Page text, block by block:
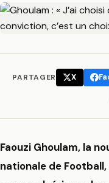
PARTAGER X
Faouzi Ghoulam, la
nationale de